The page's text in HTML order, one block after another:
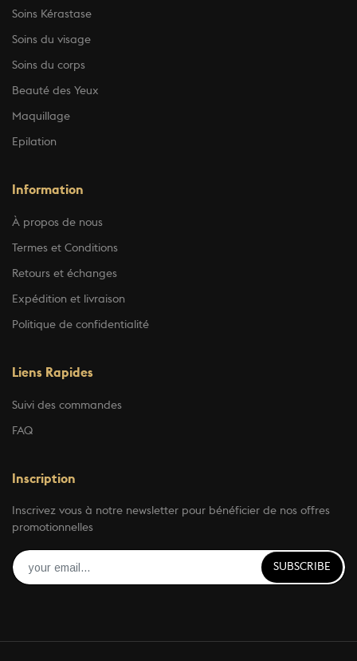
Soins Kérastase
Soins du visage
Soins du corps
Beauté des Yeux
Maquillage
Epilation
Information
À propos de nous
Termes et Conditions
Retours et échanges
Expédition et livraison
Politique de confidentialité
Liens Rapides
Suivi des commandes
FAQ
Inscription
Inscrivez vous à notre newsletter pour bénéficier de nos offres
promotionnelles
SUBSCRIBE